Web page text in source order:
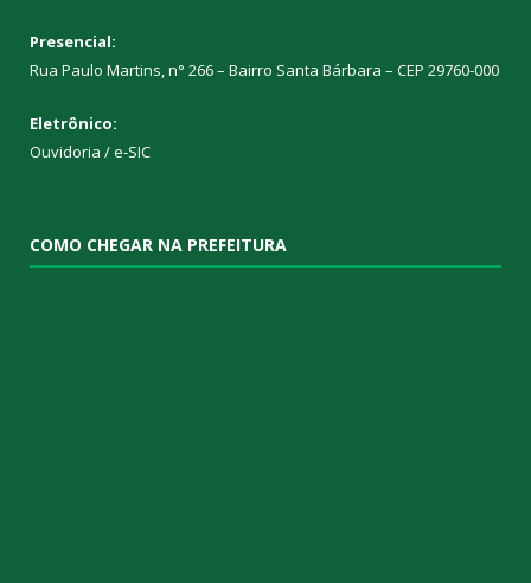
Presencial:
Rua Paulo Martins, n° 266 – Bairro Santa Bárbara – CEP 29760-000
Eletrônico:
Ouvidoria /e-SIC
COMO CHEGAR NA PREFEITURA